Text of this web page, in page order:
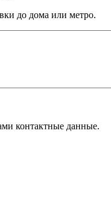
до дома или метро.
контактные данные.